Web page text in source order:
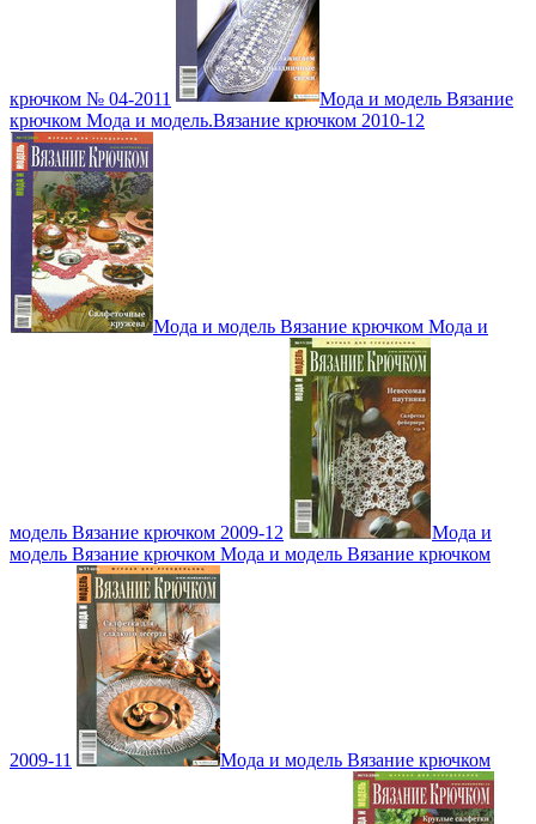
крючком № 04-2011
Мода и модель Вязание
крючком Мода и модель.Вязание крючком 2010-12
Мода и модель Вязание крючком Мода и
модель Вязание крючком 2009-12
Мода и
модель Вязание крючком Мода и модель Вязание крючком
2009-11 Мода и модель Вязание крючком